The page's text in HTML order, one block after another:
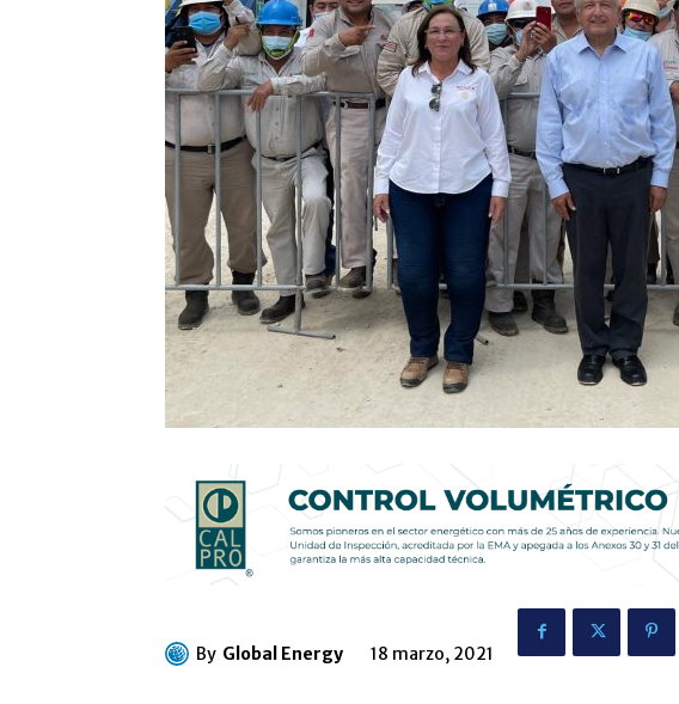
By Global Energy 18 marzo, 2021